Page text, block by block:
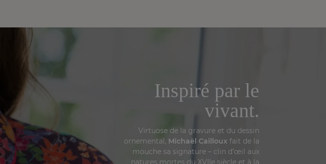
Inspiré par le
vivant.
Virtuose de la gravure et du dessin
ornemental, Michaël Caillouxfait de la
mouche sa signature – clin d’œil aux
natures mortes du XVIIe siècle et à la